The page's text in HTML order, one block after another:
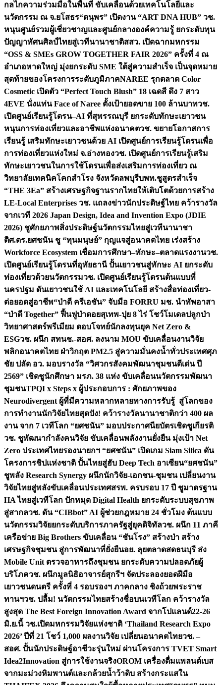
กลไกความร่วมมือในพื้นที่ ขับเคลื่อนด้วยเทคโนโลยีและ
นวัตกรรม ณ จ.ยโสธร“ดนุพร” เปิดงาน “ART DNA HUB” วช.
หนุนศูนย์รวมผู้เชี่ยวชาญและศูนย์กลางองค์ความรู้ ยกระดับทุน
ปัญญาทัศนศิลป์ไทยสู่เวทีนานาชาติสสว. เปิดฉากมหกรรม
“OSS & SMEs GROW TOGETHER FAIR 2026” ครั้งที่ 4 ณ
อำเภอหาดใหญ่ มุ่งยกระดับ SME ใต้สู่ความสำเร็จ เป็นจุดหมาย
สุดท้ายของโครงการระดับภูมิภาคNAREE รุกตลาด Color
Cosmetic เปิดตัว “Perfect Touch Blush” 18 เฉดสี ดึง 7 สาว
4EVE นั่งแท่น Face of Naree ตั้งเป้ายอดขาย 100 ล้านบาทวช.
เปิดศูนย์เรียนรู้โดรน–AI ที่สุพรรณบุรี ยกระดับทักษะเยาวชน
หนุนการท่องเที่ยวและอาชีพแห่งอนาคตวช. ขยายโอกาสการ
เรียนรู้ เสริมทักษะเยาวชนด้วย AI เปิดศูนย์การเรียนรู้โดรนเพื่อ
การท่องเที่ยวแห่งใหม่ จ.อ่างทองวช. เปิดศูนย์การเรียนรู้เสริม
ทักษะเยาวชนในการใช้โดรนเพื่อส่งเสริมการท่องเที่ยว ณ
วิทยาลัยเทคนิคโคกสำโรง จังหวัดลพบุรีบพท.ชูสูตรสำเร็จ
“THE 3Ea” สร้างเศรษฐกิจฐานรากไทยให้เติบโตด้วยการสร้าง
LE-Local Enterprises วช. แถลงข่าวนักประดิษฐ์ไทย คว้ารางวัล
จากเวที 2026 Japan Design, Idea and Invention Expo (JDIE
2026) ชูศักยภาพสิ่งประดิษฐ์นวัตกรรมไทยสู่เวทีนานาชา
ติศ.ดร.ยศชนัน ชู “ทุนมนุษย์” กุญแจสู่อนาคตไทย เร่งสร้าง
Workforce Ecosystem เชื่อมการศึกษา–ทักษะ–ตลาดแรงงานวช.
เปิดศูนย์เรียนรู้โดรนที่อุทัยธานี ปั้นเยาวชนสู่ทักษะ AI ยกระดับ
ท่องเที่ยวด้วยนวัตกรรมวช. เปิดศูนย์เรียนรู้โดรนต้นแบบที่
นครปฐม ดันเยาวชนใช้ AI และเทคโนโลยี สร้างสื่อท่องเที่ยว-
ต่อยอดสู่อาชีพ“ป่าดี ครีเอชัน” จับมือ FORRU มช. นำทัพอาสา
“ป่าดี Together” ฟื้นฟูป่าดอยสุเทพ-ปุย 8 ไร่ โชว์โมเดลปลูกป่า
วิทยาศาสตร์พรีเมียม ตอบโจทย์นักลงทุนยุค Net Zero &
ESGวช. ผนึก สทนช.-สอศ. ลงนาม MOU ขับเคลื่อนงานวิจัย
พลิกอนาคตไทย ฝ่าวิกฤต PM2.5 สู่ความมั่นคงน้ำทั่วประเทศศุภ
ชัย ปลัด อว. มอบรางวัล “วิศวกรสังคมพัฒนาชุมชนดีเด่น ปี
2569” เชิดชูนักศึกษา มรภ. 38 แห่ง ขับเคลื่อนนวัตกรรมพัฒนา
ชุมชนTPQI x Steps x ผู้ประกอบการ : ศักยภาพของ
Neurodivergent ผู้ที่มีความหลากหลายทางการรับรู้ สู่โลกของ
การทำงานนักวิจัยไทยสุดปัง! คว้ารางวัลนานาชาติกว่า 400 ผล
งาน จาก 7 เวทีโลก “ยศชนัน” มอบประกาศนียบัตรเชิดชูเกียรติ
วช. ชูพัฒนากำลังคนวิจัย ขับเคลื่อนพลังงานยั่งยืน มุ่งเป้า Net
Zero ประเทศไทยรองนายกฯ “ยศชนัน” เปิดเกม Siam Silica ดัน
โครงการชิปแห่งชาติ ปั้นไทยสู่ฮับ Deep Tech อาเซียน“ยศชนัน”
ชูพลัง Research Synergy ผนึกนักวิจัย-เอกชน-ชุมชน เปลี่ยนงาน
วิจัยไทยสู่พลังขับเคลื่อนประเทศสรพ. ครบรอบ 17 ปี ชูมาตรฐาน
HA ไทยสู่เวทีโลก ปักหมุด Digital Health ยกระดับระบบสุขภาพ
สู่สากลวช. ดัน “CIBbot” AI ผู้ช่วยกฎหมาย 24 ชั่วโมง ต้นแบบ
นวัตกรรมวิจัยยกระดับบริการภาครัฐสู่ยุคดิจิทัลวช. ผนึก 11 ภาคี
เครือข่าย Big Brothers ขับเคลื่อน “ชันโรง” สร้างป่า สร้าง
เศรษฐกิจชุมชน สู่การพัฒนาที่ยั่งยืนอย. ลุยตลาดสดธนบุรี ส่ง
Mobile Unit ตรวจอาหารถึงชุมชน ยกระดับความปลอดภัยผู้
บริโภควช. ผนึกมูลนิธิอาจารย์สุกรีฯ จัดประลองยอดฝีมือ
เยาวชนดนตรี ครั้งที่ 4 รอบรองฯ ภาคกลาง ชิงถ้วยพระราช
ทานฯวช. ปลื้ม! นวัตกรรมไทยสร้างชื่อบนเวทีโลก คว้ารางวัล
สูงสุด The Best Foreign Innovation Award จากโปแลนด์22-26
มิ.ย.นี้ วช.เปิดมหกรรมวิจัยแห่งชาติ ‘Thailand Research Expo
2026’ ปีที่ 21 โชว์ 1,000 ผลงานวิจัย เปลี่ยนอนาคตไทยวช. –
สอศ. ปั้นนักประดิษฐ์อาชีวะรุ่นใหม่ ผ่านโครงการ TVET Smart
Idea2Innovation สู่การใช้งานจริงOROM เครื่องดื่มแพลนต์เบส
จากมะม่วงหิมพานต์และกล้วยน้ำว้าดิบ สร้างกระแสใน